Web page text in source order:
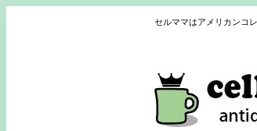
セルママはアメリカンコ